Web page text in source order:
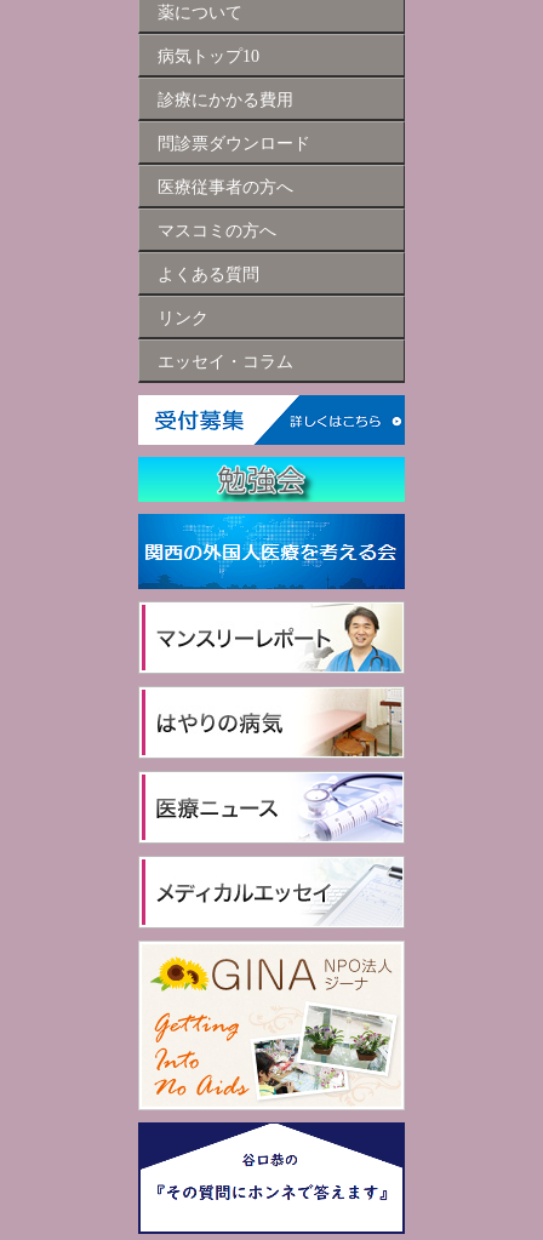
薬について
病気トップ10
診療にかかる費用
問診票ダウンロード
医療従事者の方へ
マスコミの方へ
よくある質問
リンク
エッセイ・コラム